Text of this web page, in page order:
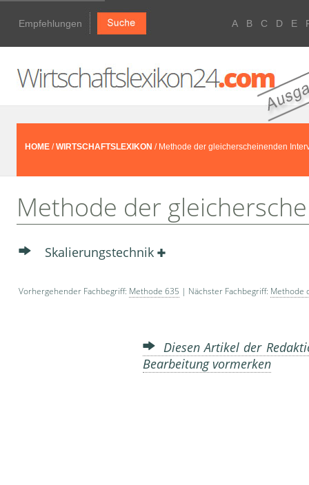
Empfehlungen A B C D E
HOME /WIRTSCHAFTSLEXIKON / Methode der gleicherscheinenden
Methode der
Skalierungstechnik
Vorhergehender Fachbegriff: Methode 635 | Nächster Fachbegriff: Methode
Diesen Artikel der
Bearbeitung vormerken